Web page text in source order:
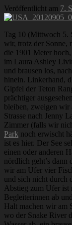
Veröffentlicht am 7.
Tag 10 (Mittwoch 5.
wir, trotz der Sonne,
die 1901 Meter
im Laura Ashley
und brausen los,
hinein. Linkerhand,
Gipfel der Teton
prächtiger
bleiben, zweigen wir
Strasse nach Jenny
Zimmer (falls wir
Park noch erwischt
ist es hier. Der See
einen oder anderen
nördlich geht’s dann
wir am Ufer vier
und sich nicht durch
Abstieg zum Ufer ist
Begleiterinnen ab
Halt machen wir am
wo der Snake River